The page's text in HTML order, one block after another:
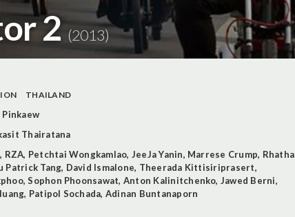
2(2013)
THAILAND
Pinkaew
Thairatana
, RZA, Petchtai Wongkamlao, JeeJa Yanin, Marrese Crump, Rhatha
Patrick Tang, David Ismalone, Theerada Kittisiriprasert,
,Sophon Phoonsawat, Anton Kalinitchenko, Jawed Berni,
, Patipol Sochada, Adinan Buntanaporn